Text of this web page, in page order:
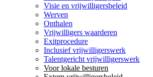
Visie en vrijwilligersbeleid
Werven
Onthalen
Vrijwilligers waarderen
Exitprocedure
Inclusief vrijwilligerswerk
Talentgericht vrijwilligerswerk
Voor lokale besturen